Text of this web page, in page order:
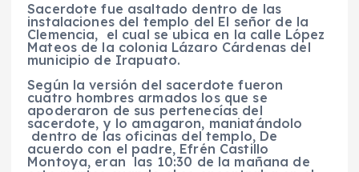
Sacerdote fue asaltado dentro de las
instalaciones del templo del El señor de la
Clemencia, el cual se ubica en la calle López
Mateos de la colonia Lázaro Cárdenas del
municipio de Irapuato.
Según la versión del sacerdote fueron
cuatro hombres armados los que se
apoderaron de sus pertenecías del
sacerdote, y lo amagaron, maniatándolo
dentro de las oficinas del templo, De
acuerdo con el padre, Efrén Castillo
Montoya, eran las 10:30 de la mañana de